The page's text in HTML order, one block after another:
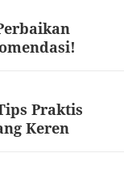
Praktis
Keren